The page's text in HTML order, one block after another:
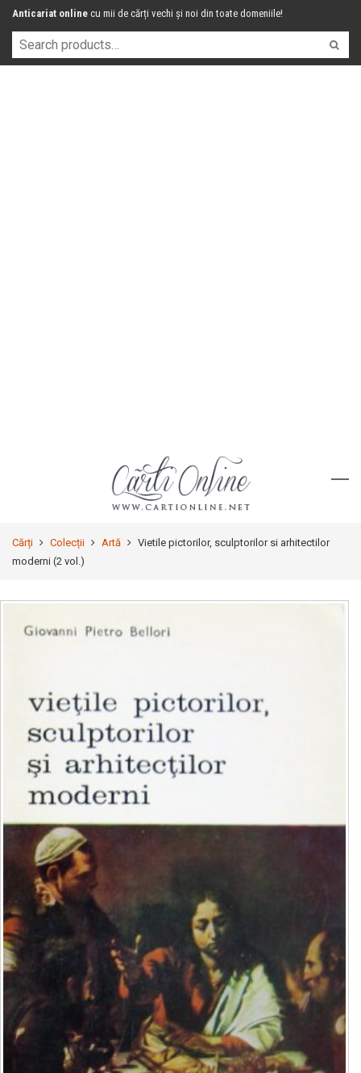
Anticariat online cu mii de cărți vechi și noi din toate domeniile!
Cărți Colecții Artă
Vietile pictorilor, sculptorilor si arhitectilor
moderni (2 vol.)